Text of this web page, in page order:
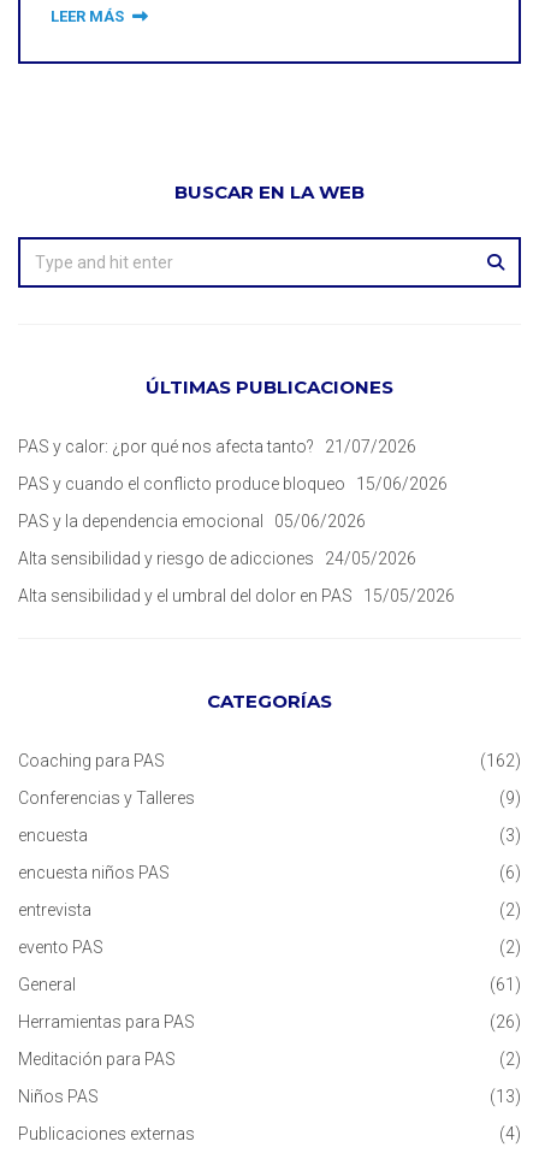
LEER MÁS
BUSCAR EN LA WEB
ÚLTIMAS PUBLICACIONES
PAS y calor: ¿por qué nos afecta tanto?
21/07/2026
PAS y cuando el conflicto produce bloqueo
15/06/2026
PAS y la dependencia emocional
05/06/2026
Alta sensibilidad y riesgo de adicciones
24/05/2026
Alta sensibilidad y el umbral del dolor en PAS
15/05/2026
CATEGORÍAS
Coaching para PAS
(162)
Conferencias y Talleres
(9)
encuesta
(3)
encuesta niños PAS
(6)
entrevista
(2)
evento PAS
(2)
General
(61)
Herramientas para PAS
(26)
Meditación para PAS
(2)
Niños PAS
(13)
Publicaciones externas
(4)